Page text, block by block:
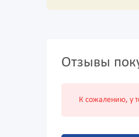
Отзывы
К сожалению, у